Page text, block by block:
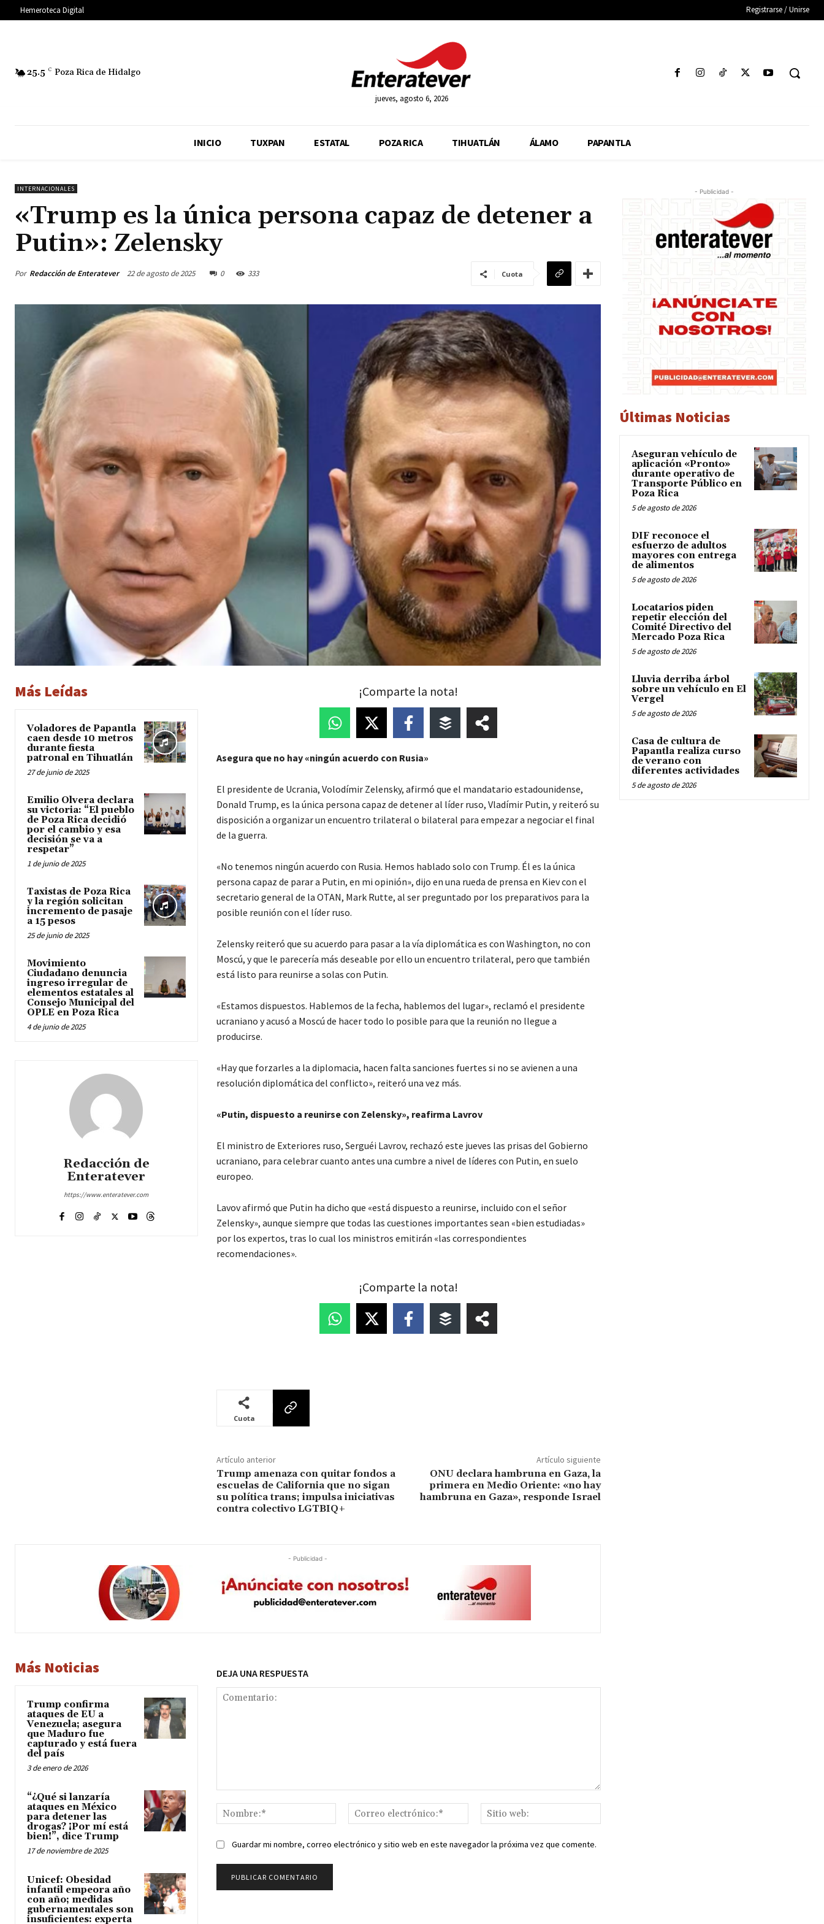
Hemeroteca Digital Registrarse / Unirse
25.5 C Poza Rica de Hidalgo
jueves, agosto 6, 2026
INICIO TUXPAN ESTATAL POZA RICA TIHUATLÁN ÁLAMO PAPANTLA
INTERNACIONALES
«Trump es la única persona capaz de detener a
Putin»: Zelensky
Por Redacción de Enteratever 22 de agosto de 2025 0 333 Cuota
Más Leídas
Voladores de Papantla
caen desde 10 metros
durante fiesta
patronal en Tihuatlán
27 de junio de 2025
Emilio Olvera declara
su victoria: “El pueblo
de Poza Rica decidió
por el cambio y esa
decisión se va a
respetar”
1 de junio de 2025
Taxistas de Poza Rica
y la región solicitan
incremento de pasaje
a 15 pesos
25 de junio de 2025
Movimiento
Ciudadano denuncia
ingreso irregular de
elementos estatales al
Consejo Municipal del
OPLE en Poza Rica
4 de junio de 2025
Redacción de
Enteratever
https://www.enteratever.com
¡Comparte la nota!
Asegura que no hay «ningún acuerdo con Rusia»
El presidente de Ucrania, Volodímir Zelensky, afirmó que el mandatario estadounidense,
Donald Trump, es la única persona capaz de detener al líder ruso, Vladímir Putin, y reiteró su
disposición a organizar un encuentro trilateral o bilateral para empezar a negociar el final
de la guerra.
«No tenemos ningún acuerdo con Rusia. Hemos hablado solo con Trump. Él es la única
persona capaz de parar a Putin, en mi opinión», dijo en una rueda de prensa en Kiev con el
secretario general de la OTAN, Mark Rutte, al ser preguntado por los preparativos para la
posible reunión con el líder ruso.
Zelensky reiteró que su acuerdo para pasar a la vía diplomática es con Washington, no con
Moscú, y que le parecería más deseable por ello un encuentro trilateral, pero que también
está listo para reunirse a solas con Putin.
«Estamos dispuestos. Hablemos de la fecha, hablemos del lugar», reclamó el presidente
ucraniano y acusó a Moscú de hacer todo lo posible para que la reunión no llegue a
producirse.
«Hay que forzarles a la diplomacia, hacen falta sanciones fuertes si no se avienen a una
resolución diplomática del conflicto», reiteró una vez más.
«Putin, dispuesto a reunirse con Zelensky», reafirma Lavrov
El ministro de Exteriores ruso, Serguéi Lavrov, rechazó este jueves las prisas del Gobierno
ucraniano, para celebrar cuanto antes una cumbre a nivel de líderes con Putin, en suelo
europeo.
Lavov afirmó que Putin ha dicho que «está dispuesto a reunirse, incluido con el señor
Zelensky», aunque siempre que todas las cuestiones importantes sean «bien estudiadas»
por los expertos, tras lo cual los ministros emitirán «las correspondientes
recomendaciones».
¡Comparte la nota!
Cuota
Artículo anterior
Trump amenaza con quitar fondos a
escuelas de California que no sigan
su política trans; impulsa iniciativas
contra colectivo LGTBIQ+
Artículo siguiente
ONU declara hambruna en Gaza, la
primera en Medio Oriente: «no hay
hambruna en Gaza», responde Israel
- Publicidad -
Más Noticias
Trump confirma
ataques de EU a
Venezuela; asegura
que Maduro fue
capturado y está fuera
del país
3 de enero de 2026
“¿Qué si lanzaría
ataques en México
para detener las
drogas? ¡Por mí está
bien!”, dice Trump
17 de noviembre de 2025
Unicef: Obesidad
infantil empeora año
con año; medidas
gubernamentales son
insuficientes: experta
DEJA UNA RESPUESTA
Nombre:*
Correo
electrónico:*
web:
Guardar mi nombre, correo electrónico y sitio web en este navegador la próxima vez que comente.
- Publicidad -
Últimas Noticias
Aseguran vehículo de
aplicación «Pronto»
durante operativo de
Transporte Público en
Poza Rica
5 de agosto de 2026
DIF reconoce el
esfuerzo de adultos
mayores con entrega
de alimentos
5 de agosto de 2026
Locatarios piden
repetir elección del
Comité Directivo del
Mercado Poza Rica
5 de agosto de 2026
Lluvia derriba árbol
sobre un vehículo en El
Vergel
5 de agosto de 2026
Casa de cultura de
Papantla realiza curso
de verano con
diferentes actividades
5 de agosto de 2026